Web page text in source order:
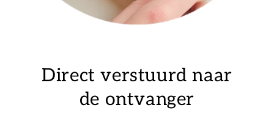
Direct verstuurd naar
de ontvanger